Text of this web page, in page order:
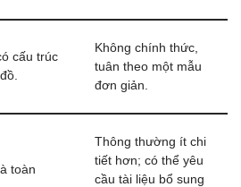
cấu trúc
Không chính thức,
tuân theo một mẫu
đơn giản.
toàn
Thông thường ít chi
tiết hơn; có thể yêu
cầu tài liệu bổ sung